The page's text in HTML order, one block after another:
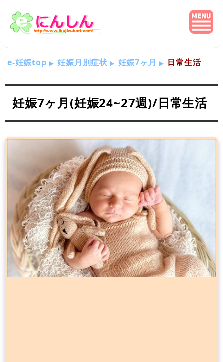
e-妊娠top 妊娠月別症状 妊娠7ヶ月 日常生活
妊娠7ヶ月(妊娠24~27週)/日常生活